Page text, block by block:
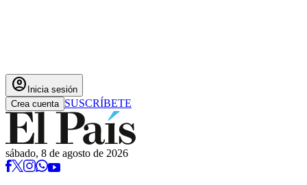
account_circle Inicia sesión
Crea cuenta SUSCRÍBETE
sábado, 8 de agosto de 2026